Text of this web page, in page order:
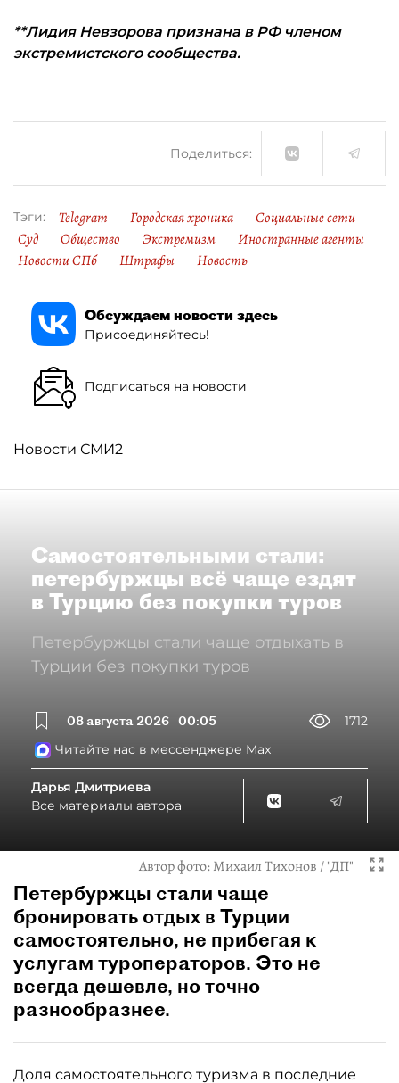
**Лидия Невзорова признана в РФ членом
экстремистского сообщества.
Поделиться:
Тэги: Telegram Городская хроника
Социальные сети
Суд
Общество Экстремизм
Иностранные агенты
Новости СПб
Штрафы Новость
Обсуждаем новости здесь
Присоединяйтесь!
Подписаться на новости
Новости СМИ2
Самостоятельными стали:
петербуржцы всё чаще ездят
в Турцию без покупки туров
Петербуржцы стали чаще отдыхать в
Турции без покупки туров
08 августа 2026 00:05
1712
Читайте нас в мессенджере Max
Дарья Дмитриева
Все материалы автора
Автор фото:Михаил Тихонов / "ДП"
Петербуржцы стали чаще
бронировать отдых в Турции
самостоятельно, не прибегая к
услугам туроператоров. Это не
всегда дешевле, но точно
разнообразнее.
Доля самостоятельного туризма в последние